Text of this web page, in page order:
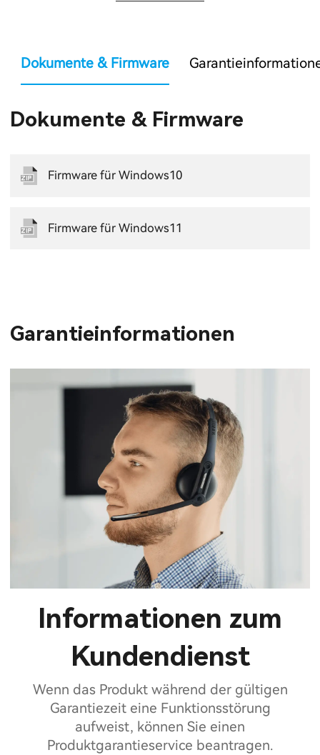
Dokumente & Firmware
Dokumente & Firmware
Firmware für Windows10
Firmware für Windows11
Garantieinformationen
Informationen zum
Kundendienst
Wenn das Produkt während der gültigen
Garantiezeit eine Funktionsstörung
aufweist, können Sie einen
Produktgarantieservice beantragen.